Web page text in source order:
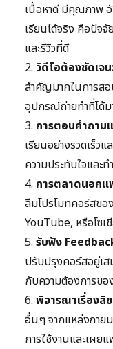
เนื้อหาดี มีคุณภาพ
เรียนได้จริง คือปัจ
และรีวิวที่ดี
2. วิดีโอต้องชัดเจ
สำคัญมากในการส
อุปกรณ์ถ่ายทำที่ได้ม
3. การตอบคำถาม
เรียนอย่างรวดเร็วแ
ความประทับใจและ
4. การตลาดนอก
ลืมโปรโมทคอร์สข
YouTube, หรือโซเ
5. รับฟัง
ปรับปรุงคอร์สอยู่เ
กับความต้องการข
6. พิจารณาเรื่องลิ
อื่นๆ จากแหล่งภาย
การใช้งานและเผ